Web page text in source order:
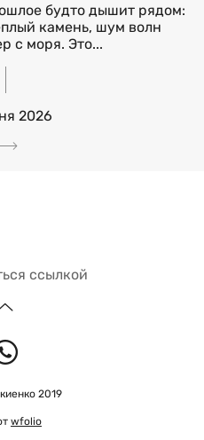
будто дышит рядом:
камень, шум волн
с моря. Это...
2026
ссылкой
2019
wfolio